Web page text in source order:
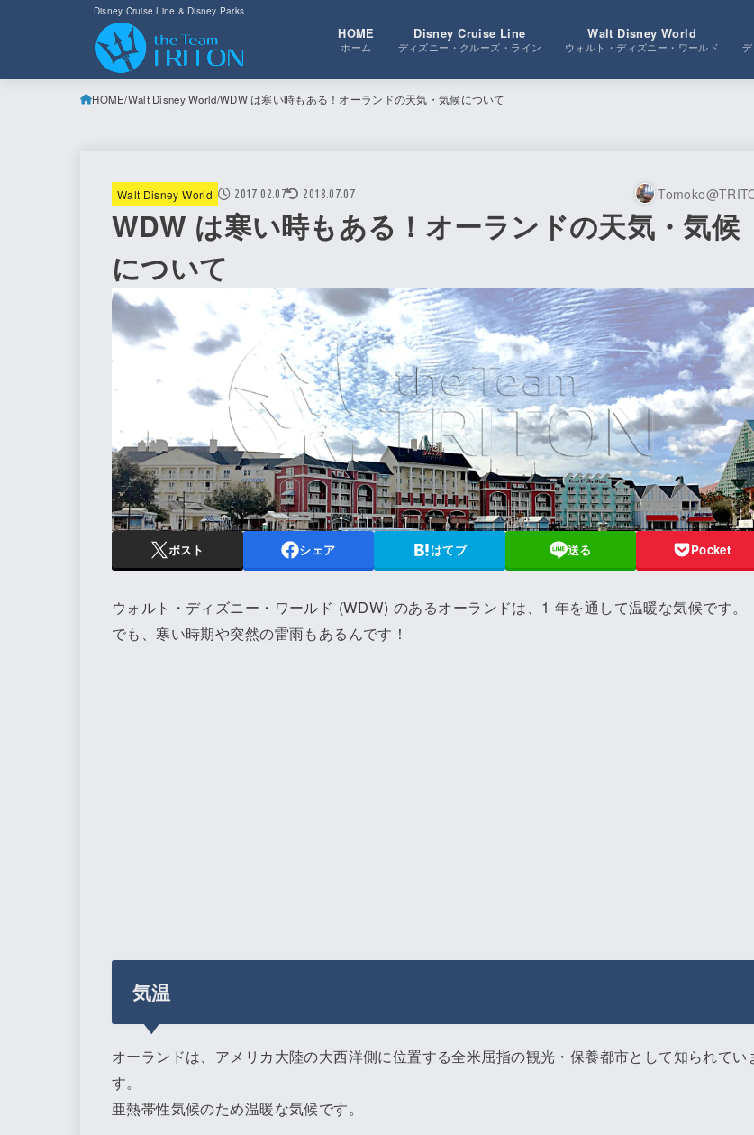
Disney Cruise Line & Disney Parks
HOME
ホーム
Disney Cruise Line
ディズニー・クルーズ・ライン
Walt Disney World
ウォルト・ディズニー・ワールド デ
HOME Walt Disney World WDW は寒い時もある！オーランドの天気・気候について
Walt Disney World 2017.02.07 2018.07.07
WDW は寒い時もある！オーランドの天気・気候
について
ポスト シェア はてブ 送る Pocket
ウォルト・ディズニー・ワールド (WDW) のあるオーランドは、1 年を通して温暖な気候です。
でも、寒い時期や突然の雷雨もあるんです！
気温
オーランドは、アメリカ大陸の大西洋側に位置する全米屈指の観光・保養都市として知られてい
す。
亜熱帯性気候のため温暖な気候です。